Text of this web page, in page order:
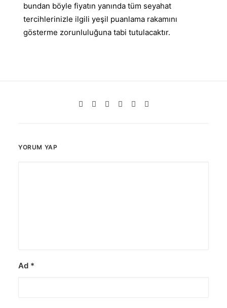
bundan böyle fiyatın yanında tüm seyahat
tercihlerinizle ilgili yeşil puanlama rakamını
gösterme zorunluluğuna tabi tutulacaktır.
YORUM YAP
Ad *